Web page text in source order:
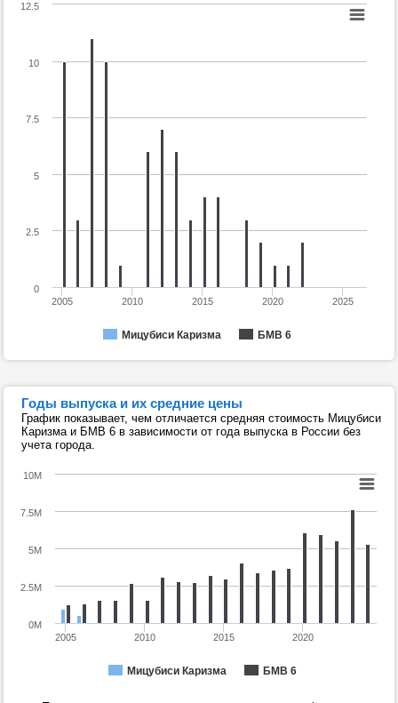
Мицубиси Каризма БМВ 6
2005 2010 2015 2020 2025
0
10
2.5
5
7.5
12.5
Годы выпуска и их средние цены
График показывает, чем отличается средняя стоимость Мицубиси
Каризма и БМВ 6 в зависимости от года выпуска в России без
учета города.
Мицубиси Каризма БМВ 6
2005 2010 2015 2020
0M
2.5M
5M
7.5M
10M